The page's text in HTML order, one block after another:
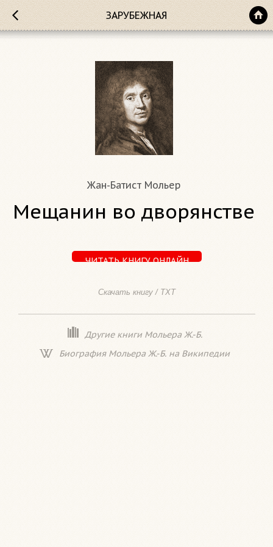
ЗАРУБЕЖНАЯ
Жан-Батист Мольер
Мещанин во дворянстве
ЧИТАТЬ КНИГУ ОНЛАЙН
Скачать книгу / TXT
Другие книги Мольера Ж.-Б.
Биография Мольера Ж.-Б. на Википедии